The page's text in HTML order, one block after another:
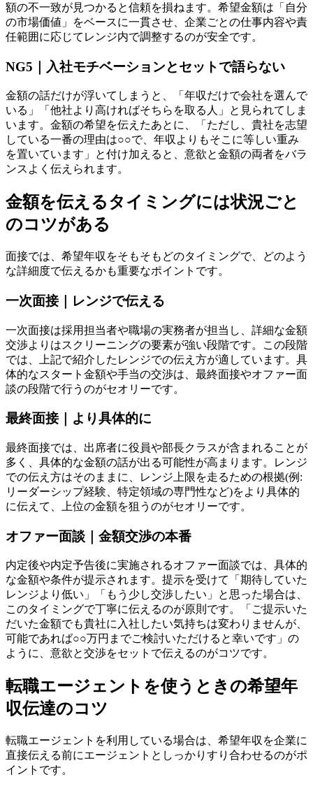
額の不一致が見つかると信頼を損ねます。希望金額は「自分
の市場価値」をベースに一貫させ、企業ごとの仕事内容や責
任範囲に応じてレンジ内で調整するのが安全です。
NG5｜入社モチベーションとセットで語らない
金額の話だけが浮いてしまうと、「年収だけで会社を選んで
いる」「他社より高ければそちらを取る人」と見られてしま
います。金額の希望を伝えたあとに、「ただし、貴社を志望
している一番の理由は○○で、年収よりもそこに等しい重み
を置いています」と付け加えると、意欲と金額の両者をバラ
ンスよく伝えられます。
金額を伝えるタイミングには状況ごと
のコツがある
面接では、希望年収をそもそもどのタイミングで、どのよう
な詳細度で伝えるかも重要なポイントです。
一次面接｜レンジで伝える
一次面接は採用担当者や職場の実務者が担当し、詳細な金額
交渉よりはスクリーニングの要素が強い段階です。この段階
では、上記で紹介したレンジでの伝え方が適しています。具
体的なスタート金額や手当の交渉は、最終面接やオファー面
談の段階で行うのがセオリーです。
最終面接｜より具体的に
最終面接では、出席者に役員や部長クラスが含まれることが
多く、具体的な金額の話が出る可能性が高まります。レンジ
での伝え方はそのままに、レンジ上限を走るための根拠(例:
リーダーシップ経験、特定領域の専門性など)をより具体的
に伝えて、上位の金額を狙うのがセオリーです。
オファー面談｜金額交渉の本番
内定後や内定予告後に実施されるオファー面談では、具体的
な金額や条件が提示されます。提示を受けて「期待していた
レンジより低い」「もう少し交渉したい」と思った場合は、
このタイミングで丁寧に伝えるのが原則です。「ご提示いた
だいた金額でも貴社に入社したい気持ちは変わりませんが、
可能であれば○○万円までご検討いただけると幸いです」の
ように、意欲と交渉をセットで伝えるのがコツです。
転職エージェントを使うときの希望年
収伝達のコツ
転職エージェントを利用している場合は、希望年収を企業に
直接伝える前にエージェントとしっかりすり合わせるのがポ
イントです。